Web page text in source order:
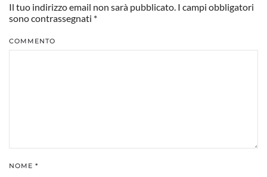
Il tuo indirizzo email non sarà pubblicato. I campi obbligatori
sono contrassegnati *
COMMENTO
NOME *